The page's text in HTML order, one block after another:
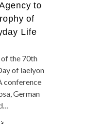
to
of
Life
the 70th
of iaelyon
conference
German